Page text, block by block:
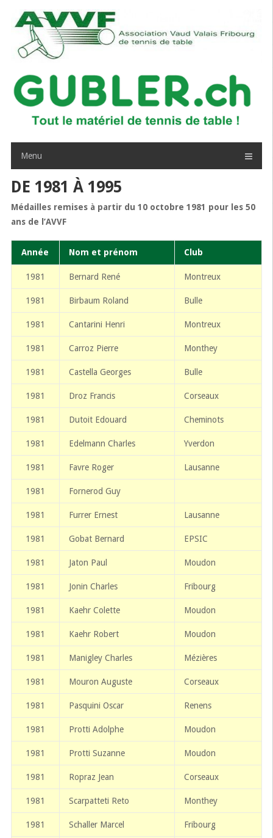
contenu
Menu
DE 1981 À 1995
Médailles remises à partir du 10 octobre 1981 pour les 50
ans de l’AVVF
Année Nom et prénom Club
1981 Bernard René Montreux
1981 Birbaum Roland Bulle
1981 Cantarini Henri Montreux
1981 Carroz Pierre Monthey
1981 Castella Georges Bulle
1981 Droz Francis Corseaux
1981 Dutoit Edouard Cheminots
1981 Edelmann Charles Yverdon
1981 Favre Roger Lausanne
1981 Fornerod Guy
1981 Furrer Ernest Lausanne
1981 Gobat Bernard EPSIC
1981 Jaton Paul Moudon
1981 Jonin Charles Fribourg
1981 Kaehr Colette Moudon
1981 Kaehr Robert Moudon
1981 Manigley Charles Mézières
1981 Mouron Auguste Corseaux
1981 Pasquini Oscar Renens
1981 Protti Adolphe Moudon
1981 Protti Suzanne Moudon
1981 Ropraz Jean Corseaux
1981 Scarpatteti Reto Monthey
1981 Schaller Marcel Fribourg